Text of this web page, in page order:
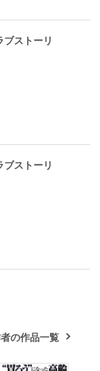
ストーリ
ストーリ
の作品一覧